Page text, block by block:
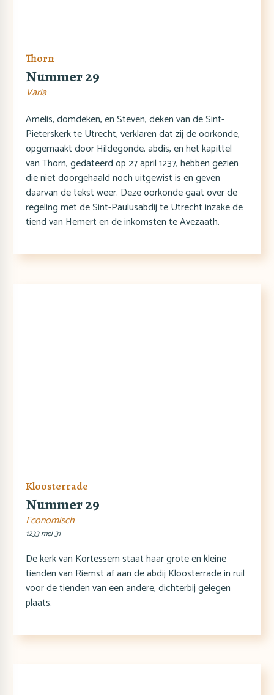
Thorn
Nummer 29
Varia
Amelis, domdeken, en Steven, deken van de Sint-
Pieterskerk te Utrecht, verklaren dat zij de oorkonde,
opgemaakt door Hildegonde, abdis, en het kapittel
van Thorn, gedateerd op 27 april 1237, hebben gezien
die niet doorgehaald noch uitgewist is en geven
daarvan de tekst weer. Deze oorkonde gaat over de
regeling met de Sint-Paulusabdij te Utrecht inzake de
tiend van Hemert en de inkomsten te Avezaath.
Kloosterrade
Nummer 29
Economisch
1233 mei 31
De kerk van Kortessem staat haar grote en kleine
tienden van Riemst af aan de abdij Kloosterrade in ruil
voor de tienden van een andere, dichterbij gelegen
plaats.